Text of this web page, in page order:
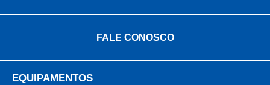
FALE CONOSCO
EQUIPAMENTOS